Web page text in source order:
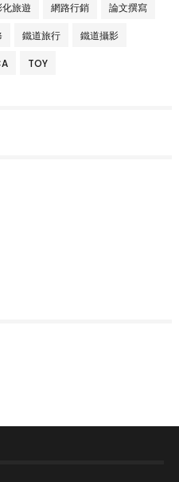
化旅遊 網路行銷 論文撰寫
鐵道旅行 鐵道攝影
TOY